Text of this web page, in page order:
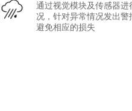
通过视觉模块及传感器
况，针对异常情况发出警
避免相应的损失